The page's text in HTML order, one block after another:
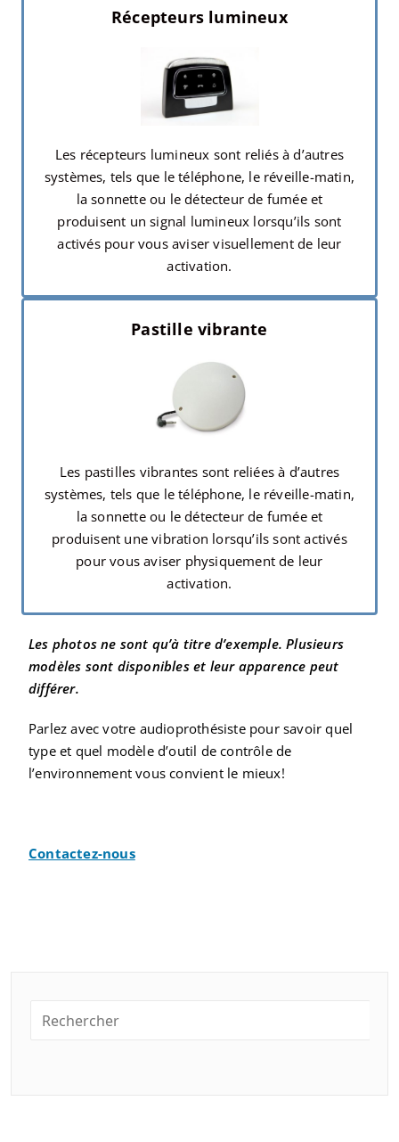
Récepteurs lumineux
Les récepteurs lumineux sont reliés à d’autres
systèmes, tels que le téléphone, le réveille-matin,
la sonnette ou le détecteur de fumée et
produisent un signal lumineux lorsqu’ils sont
activés pour vous aviser visuellement de leur
activation.
Pastille vibrante
Les pastilles vibrantes sont reliées à d’autres
systèmes, tels que le téléphone, le réveille-matin,
la sonnette ou le détecteur de fumée et
produisent une vibration lorsqu’ils sont activés
pour vous aviser physiquement de leur
activation.
Les photos ne sont qu’à titre d’exemple. Plusieurs
modèles sont disponibles et leur apparence peut
différer.
Parlez avec votre audioprothésiste pour savoir quel
type et quel modèle d’outil de contrôle de
l’environnement vous convient le mieux!
Contactez-nous